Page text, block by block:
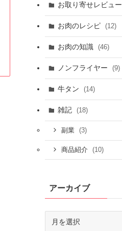
お取り寄せレビュー
お肉のレシピ (12)
お肉の知識 (46)
ノンフライヤー (9)
牛タン (14)
雑記 (18)
副業 (3)
商品紹介 (10)
アーカイブ